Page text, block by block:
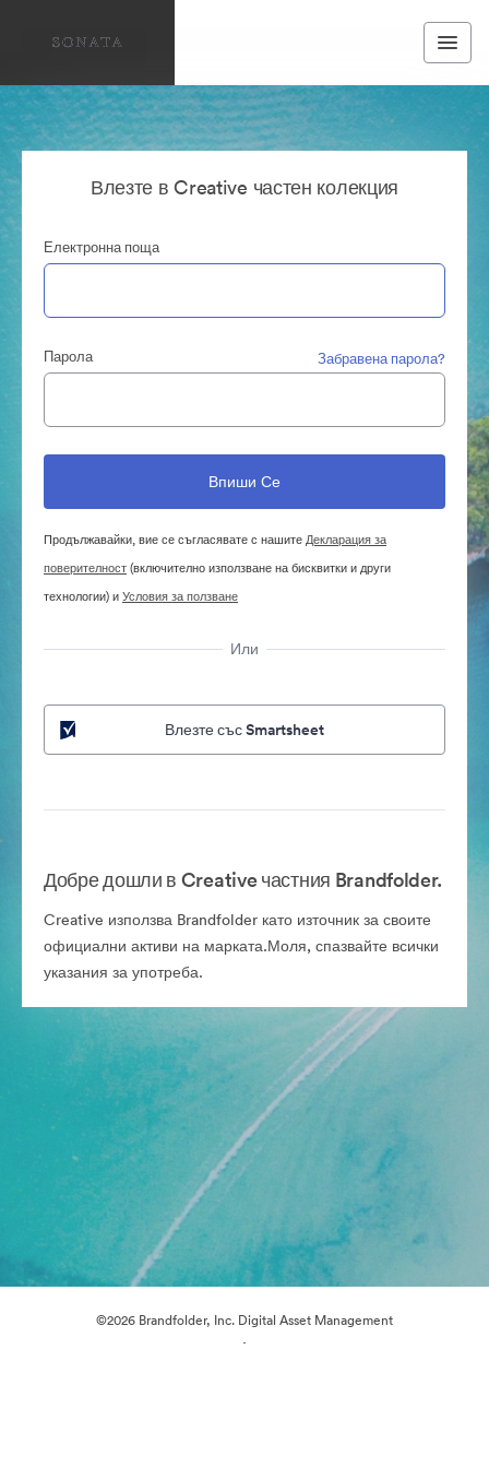
Влезте в Creative частен колекция
Електронна поща
Парола Забравена парола?
Продължавайки, вие се съгласявате с нашитеДекларация за
поверителност(включително използване на бисквитки и други
технологии) иУсловия за ползване
Или
Влезте със Smartsheet
Добре дошли в Creative частния Brandfolder.
Creative използва Brandfolder като източник за своите
официални активи на марката.Моля, спазвайте всички
указания за употреба.
©2026 Brandfolder, Inc. Digital Asset Management
·